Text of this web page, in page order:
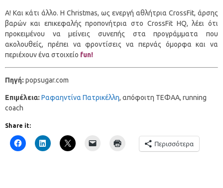
Α! Και κάτι άλλο. Η Christmas, ως ενεργή αθλήτρια CrossFit, άρσης
βαρών και επικεφαλής προπονήτρια στο CrossFit HQ, λέει ότι
προκειμένου να μείνεις συνεπής στα προγράμματα που
ακολουθείς, πρέπει να φροντίσεις να περνάς όμορφα και να
περιέχουν ένα στοιχείο fun!
Πηγή: popsugar.com
Eπιμέλεια: Ραφαηντίνα Πατρικέλλη, απόφοιτη ΤΕΦΑΑ, running
coach
Share it:
Περισσότερα